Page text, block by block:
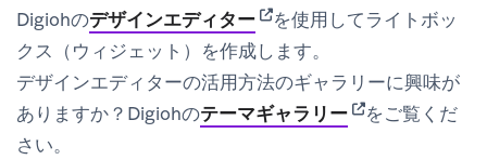
Digiohのデザインエディター(opens in new tab)
を使用してライトボッ
クス（ウィジェット）を作成します。
デザインエディターの活用方法のギャラリーに興味が
ありますか？Digiohのテーマギャラリー(opens in new
をご覧くだ
さい。